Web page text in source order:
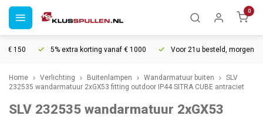
0
150 5% extra korting vanaf € 1000 Voor 21u besteld, morgen in
Home Verlichting Buitenlampen Wandarmatuur buiten
SLV
232535 wandarmatuur 2xGX53 fitting outdoor IP44 SITRA CUBE antraciet
SLV 232535 wandarmatuur 2xGX53